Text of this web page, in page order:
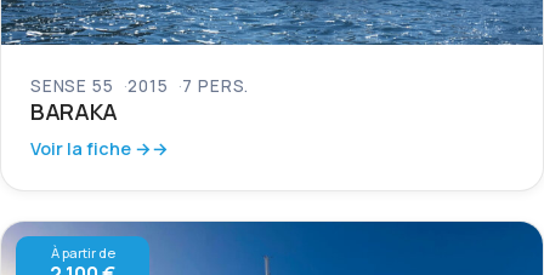
SENSE 55 2015 7 PERS.
BARAKA
Voir la fiche →
À partir de